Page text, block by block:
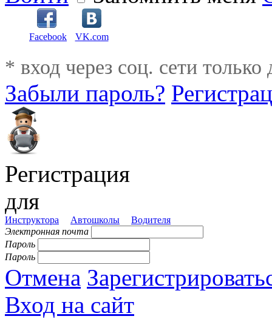
Facebook VK.com
* вход через соц. сети
Забыли пароль?
Регистрация
для
Инструктора Автошколы
Водителя
Электронная почта
Пароль
Пароль
Отмена
Вход на сайт